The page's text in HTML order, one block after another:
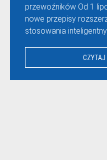
przewoźników Od 1
nowe przepisy
stosowania
CZYTAJ